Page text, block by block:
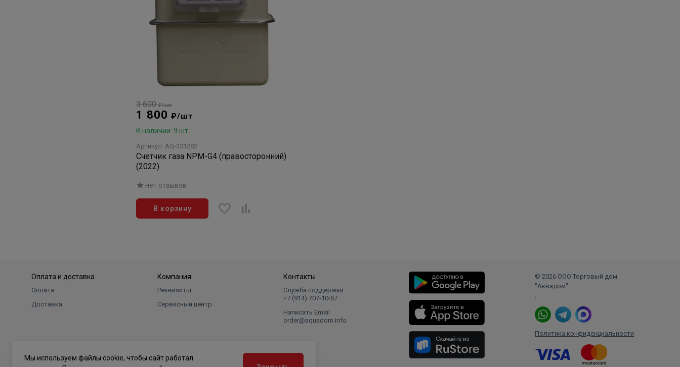
1 800 ₽/шт
3 600₽/шт
В наличии: 9 шт
Артикул: AQ-331282
Счетчик газа NPM-G4 (правосторонний)
(2022)
нет отзывов
В корзину
Оплата и доставка
Оплата
Доставка
Компания
Реквизиты
Сервисный центр
Контакты
Служба поддержки
+7 (914) 707‑10‑57
Написать Email
order@aquadom.info
© 2026 ООО Торговый дом
"Аквадом".
.
Политика конфиденциальности
Мы используем файлы cookie, чтобы сайт работал